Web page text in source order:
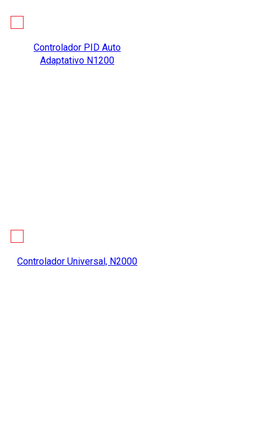
Controlador PID Auto
Adaptativo N1200
Controlador Universal, N2000